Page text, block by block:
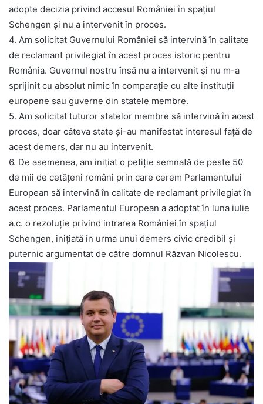
adopte decizia privind accesul României în spațiul
Schengen și nu a intervenit în proces.
4. Am solicitat Guvernului României să intervină în calitate
de reclamant privilegiat în acest proces istoric pentru
România. Guvernul nostru însă nu a intervenit și nu m-a
sprijinit cu absolut nimic în comparație cu alte instituții
europene sau guverne din statele membre.
5. Am solicitat tuturor statelor membre să intervină în acest
proces, doar câteva state și-au manifestat interesul față de
acest demers, dar nu au intervenit.
6. De asemenea, am inițiat o petiție semnată de peste 50
de mii de cetățeni români prin care cerem Parlamentului
European să intervină în calitate de reclamant privilegiat în
acest proces. Parlamentul European a adoptat în luna iulie
a.c. o rezoluție privind intrarea României în spațiul
Schengen, inițiată în urma unui demers civic credibil și
puternic argumentat de către domnul Răzvan Nicolescu.